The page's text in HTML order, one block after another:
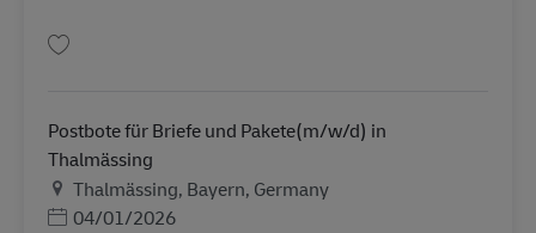
Postbote für Briefe und Pakete(m/w/d) in
Thalmässing
สถานที่
Thalmässing, Bayern, Germany
Posted Date
04/01/2026